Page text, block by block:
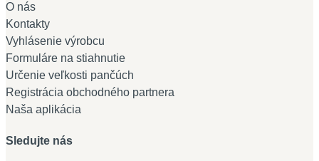
O nás
Kontakty
Vyhlásenie výrobcu
Formuláre na stiahnutie
Určenie veľkosti pančúch
Registrácia obchodného partnera
Naša aplikácia
Sledujte nás